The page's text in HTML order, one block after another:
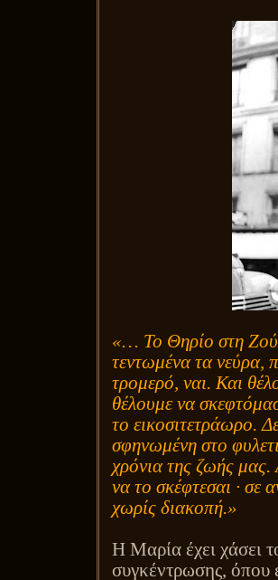
«… Το Θηρίο στη
τεντωμένα τα νεύρα,
τρομερό, ναι. Και
θέλουμε να
το εικοσιτετράωρο.
σφηνωμένη στο
χρόνια της ζωής μας.
να το σκέφτεσαι ∙ σε
χωρίς διακοπή.»
Η Μαρία έχει χάσει
συγκέντρωσης, όπου